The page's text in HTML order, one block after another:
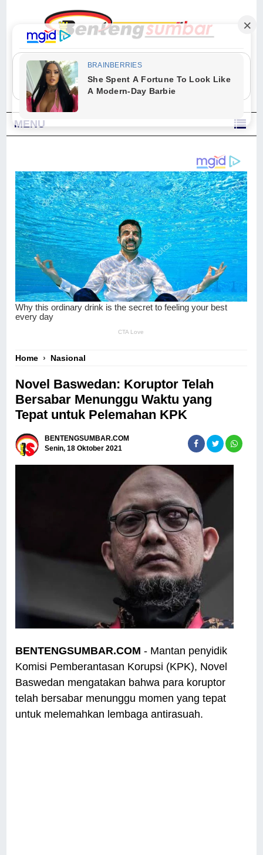
"Sesungguhnya Allah dan para malaikat-Nya berselawat untuk Nabi.
Wahai orang-orang yang beriman, berselawatlah kamu untuk Nabi dan
ucapkanlah salam dengan penuh penghormatan kepadanya." (Qs. Al
Ahzab Ayat 56)
MENU
Home › Nasional
Novel Baswedan: Koruptor Telah
Bersabar Menunggu Waktu yang
Tepat untuk Pelemahan KPK
BENTENGSUMBAR.COM
Senin, 18 Oktober 2021
BENTENGSUMBAR.COM - Mantan penyidik
Komisi Pemberantasan Korupsi (KPK), Novel
Baswedan mengatakan bahwa para koruptor
telah bersabar menunggu momen yang tepat
untuk melemahkan lembaga antirasuah.